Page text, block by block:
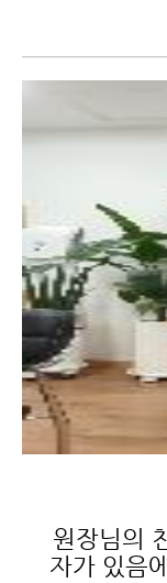
원장님의
자가 있음